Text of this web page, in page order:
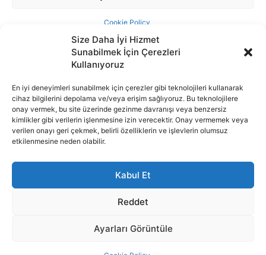
Size Daha İyi Hizmet
Sunabilmek İçin Çerezleri
Kullanıyoruz
En iyi deneyimleri sunabilmek için çerezler gibi teknolojileri kullanarak
cihaz bilgilerini depolama ve/veya erişim sağlıyoruz. Bu teknolojilere
onay vermek, bu site üzerinde gezinme davranışı veya benzersiz
kimlikler gibi verilerin işlenmesine izin verecektir. Onay vermemek veya
verilen onayı geri çekmek, belirli özelliklerin ve işlevlerin olumsuz
etkilenmesine neden olabilir.
Kabul Et
Reddet
Ayarları Görüntüle
İnternet portalımızda yer alan tüm haber metini, resim ve benzeri
içeriğin hakları Sigortamedya Yayıncılık A.Ş.'ye aittir. Hiçbir şekilde
basılı ya da elektronik bir ortamda, kaynak gösterilse bile izin
alınmadan kullanılamaz.